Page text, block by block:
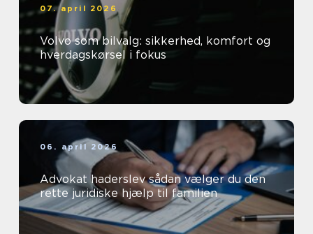
07. april 2026
Volvo som bilvalg: sikkerhed, komfort og
hverdagskørsel i fokus
06. april 2026
Advokat haderslev sådan vælger du den
rette juridiske hjælp til familien